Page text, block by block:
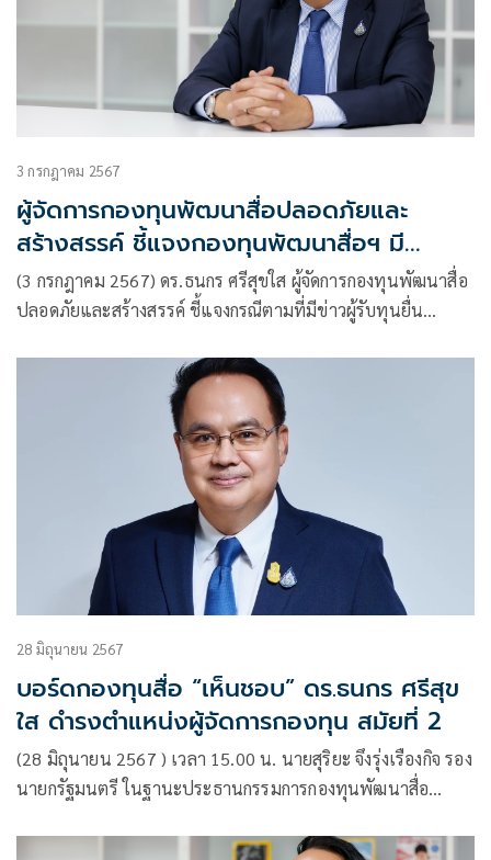
3 กรกฎาคม 2567
ผู้จัดการกองทุนพัฒนาสื่อปลอดภัยและ
สร้างสรรค์ ชี้แจงกองทุนพัฒนาสื่อฯ มี
กระบวนการและพิจารณาทุนโปร่งใส มีธรรมาภิ
บาล พร้อมร่วมมือตรวจสอบ
(3 กรกฎาคม 2567) ดร.ธนกร ศรีสุขใส ผู้จัดการกองทุนพัฒนาสื่อ
ปลอดภัยและสร้างสรรค์ ชี้แจงกรณีตามที่มีข่าวผู้รับทุนยื่น
28 มิถุนายน 2567
บอร์ดกองทุนสื่อ “เห็นชอบ” ดร.ธนกร ศรีสุข
ใส ดำรงตำแหน่งผู้จัดการกองทุน สมัยที่ 2
(28 มิถุนายน 2567 ) เวลา 15.00 น. นายสุริยะ จึงรุ่งเรืองกิจ รอง
นายกรัฐมนตรี ในฐานะประธานกรรมการกองทุนพัฒนาสื่อ